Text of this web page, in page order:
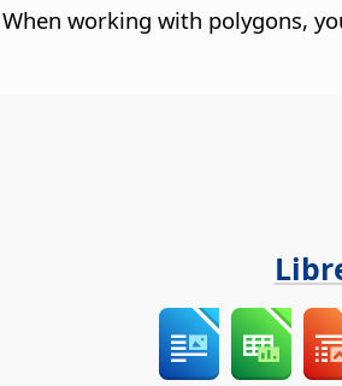
When working with polygons,